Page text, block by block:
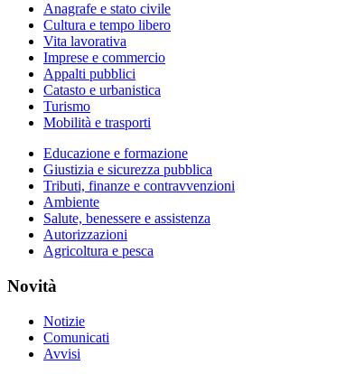
Anagrafe e stato civile
Cultura e tempo libero
Vita lavorativa
Imprese e commercio
Appalti pubblici
Catasto e urbanistica
Turismo
Mobilità e trasporti
Educazione e formazione
Giustizia e sicurezza pubblica
Tributi, finanze e contravvenzioni
Ambiente
Salute, benessere e assistenza
Autorizzazioni
Agricoltura e pesca
Novità
Notizie
Comunicati
Avvisi